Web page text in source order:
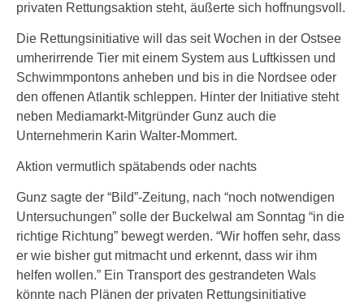
privaten Rettungsaktion steht, äußerte sich hoffnungsvoll.
Die Rettungsinitiative will das seit Wochen in der Ostsee
umherirrende Tier mit einem System aus Luftkissen und
Schwimmpontons anheben und bis in die Nordsee oder
den offenen Atlantik schleppen. Hinter der Initiative steht
neben Mediamarkt-Mitgründer Gunz auch die
Unternehmerin Karin Walter-Mommert.
Aktion vermutlich spätabends oder nachts
Gunz sagte der “Bild”-Zeitung, nach “noch notwendigen
Untersuchungen” solle der Buckelwal am Sonntag “in die
richtige Richtung” bewegt werden. “Wir hoffen sehr, dass
er wie bisher gut mitmacht und erkennt, dass wir ihm
helfen wollen.” Ein Transport des gestrandeten Wals
könnte nach Plänen der privaten Rettungsinitiative